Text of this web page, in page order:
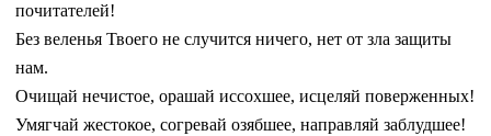
почитателей!
Без веленья Твоего не случится ничего, нет от зла защиты
нам.
Очищай нечистое, орашай иссохшее, исцеляй поверженных!
Умягчай жестокое, согревай озябшее, направляй заблудшее!